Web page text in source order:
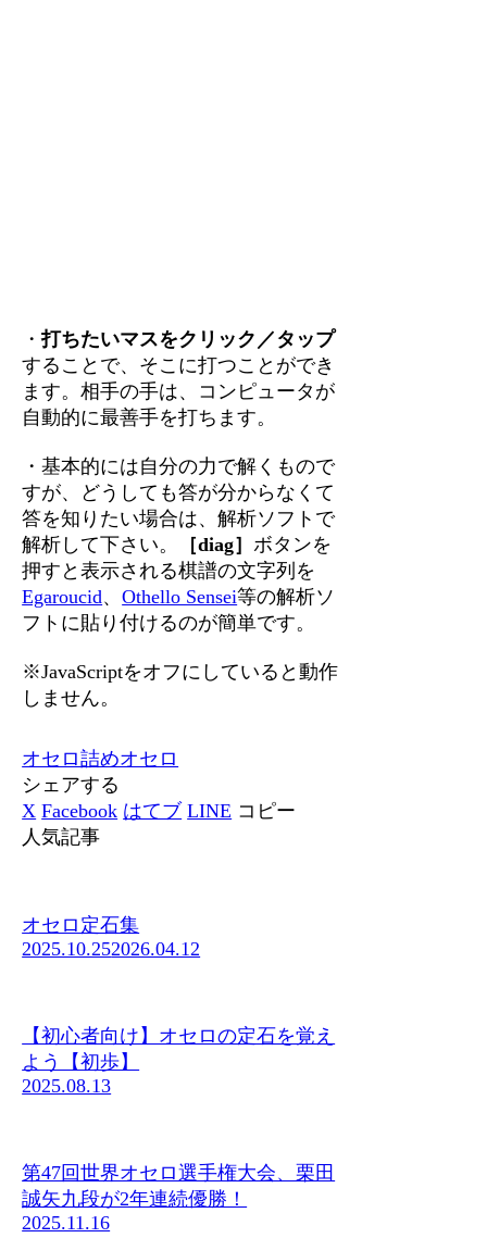
・打ちたいマスをクリック／タップ
することで、そこに打つことができ
ます。相手の手は、コンピュータが
自動的に最善手を打ちます。
・基本的には自分の力で解くもので
すが、どうしても答が分からなくて
答を知りたい場合は、解析ソフトで
解析して下さい。
［diag］ ボタンを
押すと表示される棋譜の文字列を
Egaroucid、Othello Sensei等の解析ソ
フトに貼り付けるのが簡単です。
※JavaScriptをオフにしていると動作
しません。
オセロ詰めオセロ
シェアする
X Facebook はてブ LINE コピー
人気記事
オセロ定石集
2025.10.252026.04.12
【初心者向け】オセロの定石を覚え
よう【初歩】
2025.08.13
第47回世界オセロ選手権大会、栗田
誠矢九段が2年連続優勝！
2025.11.16